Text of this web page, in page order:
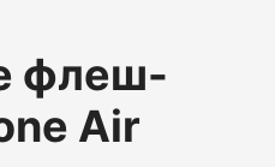
флеш-
Air